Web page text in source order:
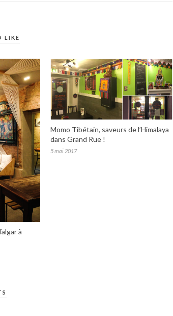
LIKE
à
Momo Tibétain, saveurs de l’Himalaya
dans Grand Rue !
5 mai 2017